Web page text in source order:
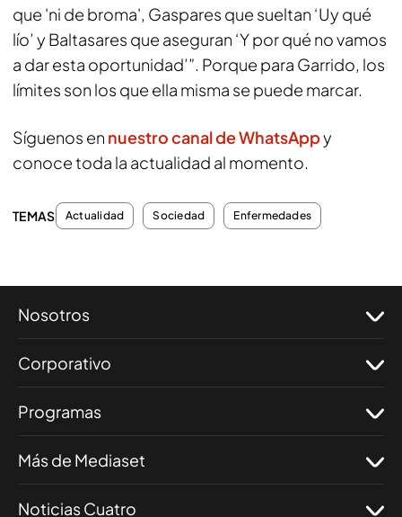
que 'ni de broma', Gaspares que sueltan ‘Uy qué
lío’ y Baltasares que aseguran ‘Y por qué no vamos
a dar esta oportunidad’”. Porque para Garrido, los
límites son los que ella misma se puede marcar.
Síguenos en nuestro canal de WhatsAppy
conoce toda la actualidad al momento.
TEMAS Actualidad Sociedad Enfermedades
Nosotros
Corporativo
Programas
Más de Mediaset
Noticias Cuatro